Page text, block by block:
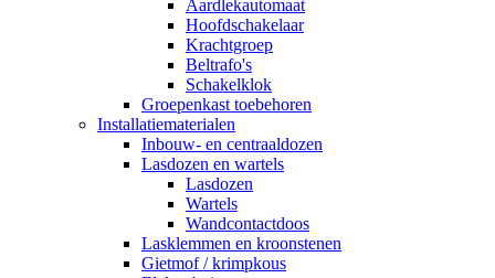
Aardlekautomaat
Hoofdschakelaar
Krachtgroep
Beltrafo's
Schakelklok
Groepenkast toebehoren
Installatiematerialen
Inbouw- en centraaldozen
Lasdozen en wartels
Lasdozen
Wartels
Wandcontactdoos
Lasklemmen en kroonstenen
Gietmof / krimpkous